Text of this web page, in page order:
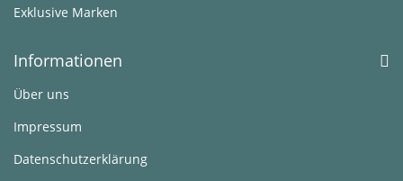
Exklusive Marken
Informationen
Über uns
Impressum
Datenschutzerklärung